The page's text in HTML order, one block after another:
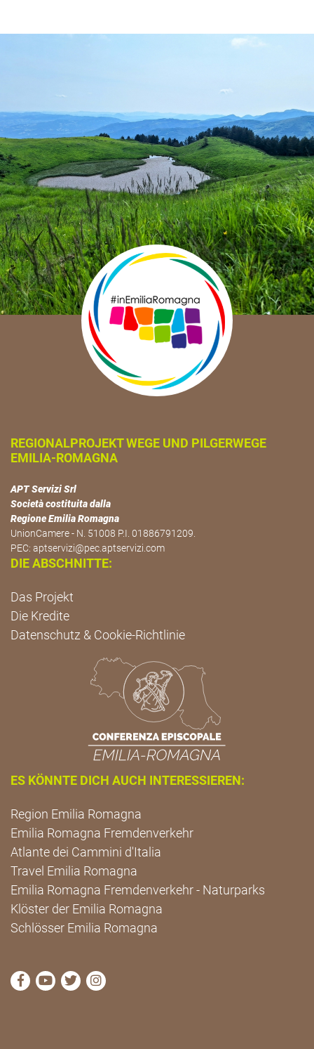
REGIONALPROJEKT WEGE UND PILGERWEGE
EMILIA-ROMAGNA
APT Servizi Srl
Società costituita dalla
Regione Emilia Romagna
UnionCamere - N. 51008 P.I. 01886791209.
PEC: aptservizi@pec.aptservizi.com
DIE ABSCHNITTE:
Das Projekt
Die Kredite
Datenschutz & Cookie-Richtlinie
ES KÖNNTE DICH AUCH INTERESSIEREN:
Region Emilia Romagna
Emilia Romagna Fremdenverkehr
Atlante dei Cammini d'Italia
Travel Emilia Romagna
Emilia Romagna Fremdenverkehr - Naturparks
Klöster der Emilia Romagna
Schlösser Emilia Romagna
die Seite Facebook von Cammini Emilia-Romagna
die Seite YouTube von Cammini Emilia-
die Seite Twitter von Cammini Emilia-
die Seite Instagram von Cammini